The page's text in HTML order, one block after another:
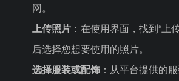
网。
上传照片 ：在使用界面，找到“上
后选择您想要使用的照片。
选择服装或配饰 ：从平台提供的